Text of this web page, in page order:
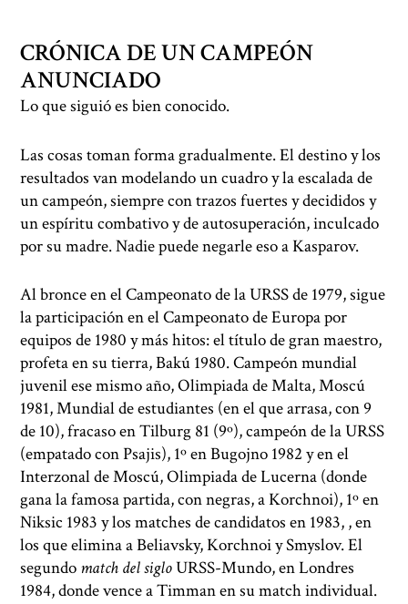
CRÓNICA DE UN CAMPEÓN
ANUNCIADO
Lo que siguió es bien conocido.
Las cosas toman forma gradualmente. El destino y los
resultados van modelando un cuadro y la escalada de
un campeón, siempre con trazos fuertes y decididos y
un espíritu combativo y de autosuperación, inculcado
por su madre. Nadie puede negarle eso a Kasparov.
Al bronce en el Campeonato de la URSS de 1979, sigue
la participación en el Campeonato de Europa por
equipos de 1980 y más hitos: el título de gran maestro,
profeta en su tierra, Bakú 1980. Campeón mundial
juvenil ese mismo año, Olimpiada de Malta, Moscú
1981, Mundial de estudiantes (en el que arrasa, con 9
de 10), fracaso en Tilburg 81 (9º), campeón de la URSS
(empatado con Psajis), 1º en Bugojno 1982 y en el
Interzonal de Moscú, Olimpiada de Lucerna (donde
gana la famosa partida, con negras, a Korchnoi), 1º en
Niksic 1983 y los matches de candidatos en 1983, , en
los que elimina a Beliavsky, Korchnoi y Smyslov. El
segundo match del sigloURSS-Mundo, en Londres
1984, donde vence a Timman en su match individual.